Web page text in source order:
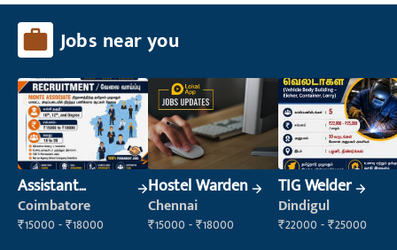
Jobs near you
Assistant
Manager
Coimbatore
₹15000 - ₹18000
Hostel Warden
Chennai
₹15000 - ₹18000
TIG Welder
Dindigul
₹22000 - ₹25000